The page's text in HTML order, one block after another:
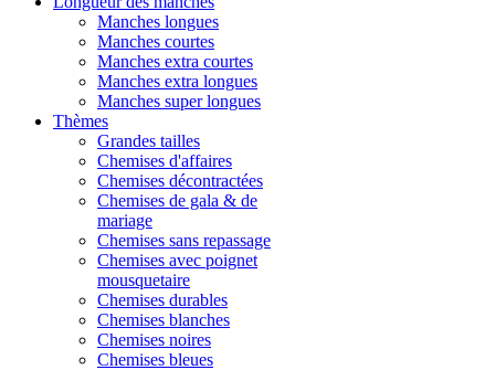
Manches longues
Manches courtes
Manches extra courtes
Manches extra longues
Manches super longues
Thèmes
Grandes tailles
Chemises d'affaires
Chemises décontractées
Chemises de gala & de
mariage
Chemises sans repassage
Chemises avec poignet
mousquetaire
Chemises durables
Chemises blanches
Chemises noires
Chemises bleues